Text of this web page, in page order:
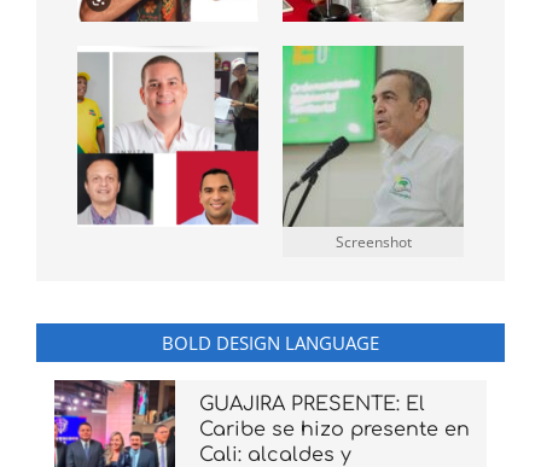
Screenshot
BOLD DESIGN LANGUAGE
GUAJIRA PRESENTE: El
Caribe se hizo presente en
Cali: alcaldes y